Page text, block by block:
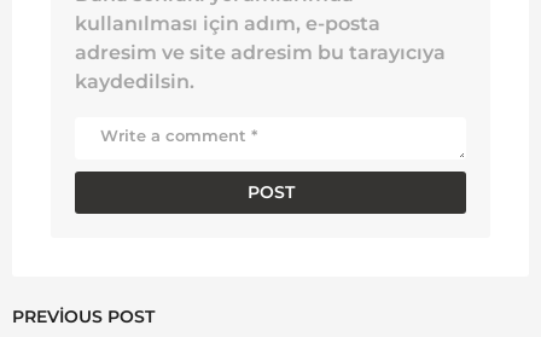
kullanılması için adım, e-posta
adresim ve site adresim bu tarayıcıya
kaydedilsin.
PREVIOUS POST